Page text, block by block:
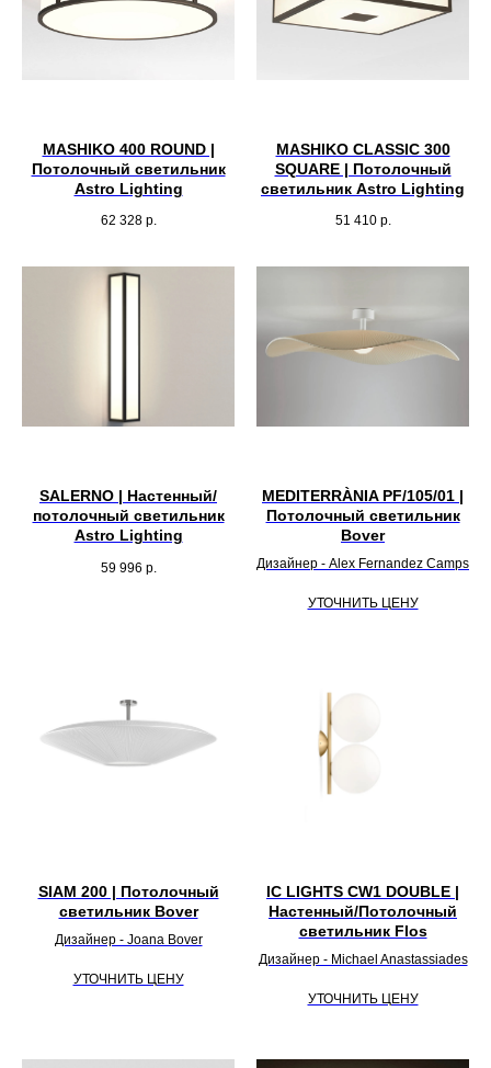
MASHIKO 400 ROUND |
Потолочный светильник
Astro Lighting
62 328 р.
MASHIKO CLASSIC 300
SQUARE | Потолочный
светильник Astro Lighting
51 410 р.
SALERNO | Настенный/
потолочный светильник
Astro Lighting
59 996 р.
MEDITERRÀNIA PF/105/01 |
Потолочный светильник
Bover
Дизайнер - Alex Fernandez Camps
УТОЧНИТЬ ЦЕНУ
SIAM 200 | Потолочный
светильник Bover
Дизайнер - Joana Bover
УТОЧНИТЬ ЦЕНУ
IC LIGHTS CW1 DOUBLE |
Настенный/Потолочный
светильник Flos
Дизайнер - Michael Anastassiades
УТОЧНИТЬ ЦЕНУ